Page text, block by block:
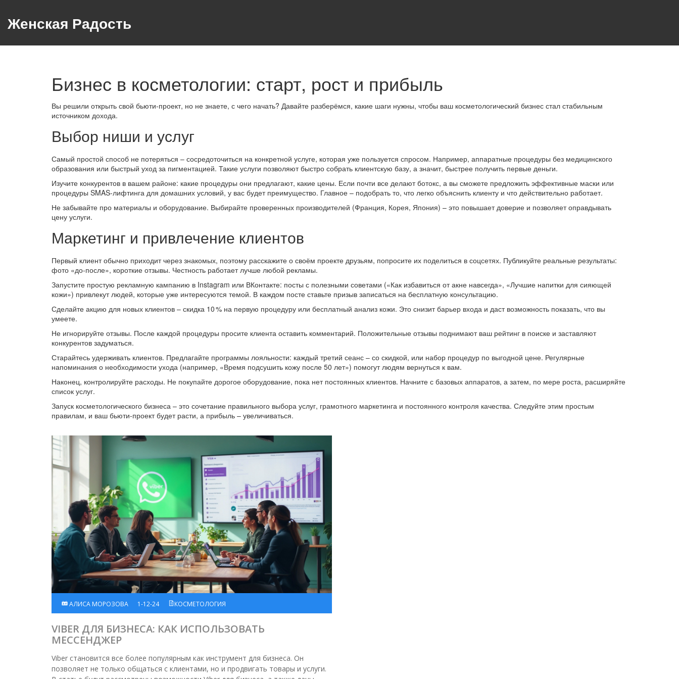
Женская Радость
Бизнес в косметологии: старт, рост и прибыль
Вы решили открыть свой бьюти‑проект, но не знаете, с чего начать? Давайте разберёмся, какие шаги нужны, чтобы ваш косметологический бизнес стал стабильным
источником дохода.
Выбор ниши и услуг
Самый простой способ не потеряться – сосредоточиться на конкретной услуге, которая уже пользуется спросом. Например, аппаратные процедуры без медицинского
образования или быстрый уход за пигментацией. Такие услуги позволяют быстро собрать клиентскую базу, а значит, быстрее получить первые деньги.
Изучите конкурентов в вашем районе: какие процедуры они предлагают, какие цены. Если почти все делают ботокс, а вы сможете предложить эффективные маски или
процедуры SMAS‑лифтинга для домашних условий, у вас будет преимущество. Главное – подобрать то, что легко объяснить клиенту и что действительно работает.
Не забывайте про материалы и оборудование. Выбирайте проверенных производителей (Франция, Корея, Япония) – это повышает доверие и позволяет оправдывать
цену услуги.
Маркетинг и привлечение клиентов
Первый клиент обычно приходит через знакомых, поэтому расскажите о своём проекте друзьям, попросите их поделиться в соцсетях. Публикуйте реальные результаты:
фото «до‑после», короткие отзывы. Честность работает лучше любой рекламы.
Запустите простую рекламную кампанию в Instagram или ВКонтакте: посты с полезными советами («Как избавиться от акне навсегда», «Лучшие напитки для сияющей
кожи») привлекут людей, которые уже интересуются темой. В каждом посте ставьте призыв записаться на бесплатную консультацию.
Сделайте акцию для новых клиентов – скидка 10 % на первую процедуру или бесплатный анализ кожи. Это снизит барьер входа и даст возможность показать, что вы
умеете.
Не игнорируйте отзывы. После каждой процедуры просите клиента оставить комментарий. Положительные отзывы поднимают ваш рейтинг в поиске и заставляют
конкурентов задуматься.
Старайтесь удерживать клиентов. Предлагайте программы лояльности: каждый третий сеанс – со скидкой, или набор процедур по выгодной цене. Регулярные
напоминания о необходимости ухода (например, «Время подсушить кожу после 50 лет») помогут людям вернуться к вам.
Наконец, контролируйте расходы. Не покупайте дорогое оборудование, пока нет постоянных клиентов. Начните с базовых аппаратов, а затем, по мере роста, расширяйте
список услуг.
Запуск косметологического бизнеса – это сочетание правильного выбора услуг, грамотного маркетинга и постоянного контроля качества. Следуйте этим простым
правилам, и ваш бьюти‑проект будет расти, а прибыль – увеличиваться.
АЛИСА МОРОЗОВА 1-12-24 КОСМЕТОЛОГИЯ
VIBER ДЛЯ БИЗНЕСА: КАК ИСПОЛЬЗОВАТЬ
МЕССЕНДЖЕР
Viber становится все более популярным как инструмент для бизнеса. Он
позволяет не только общаться с клиентами, но и продвигать товары и услуги.